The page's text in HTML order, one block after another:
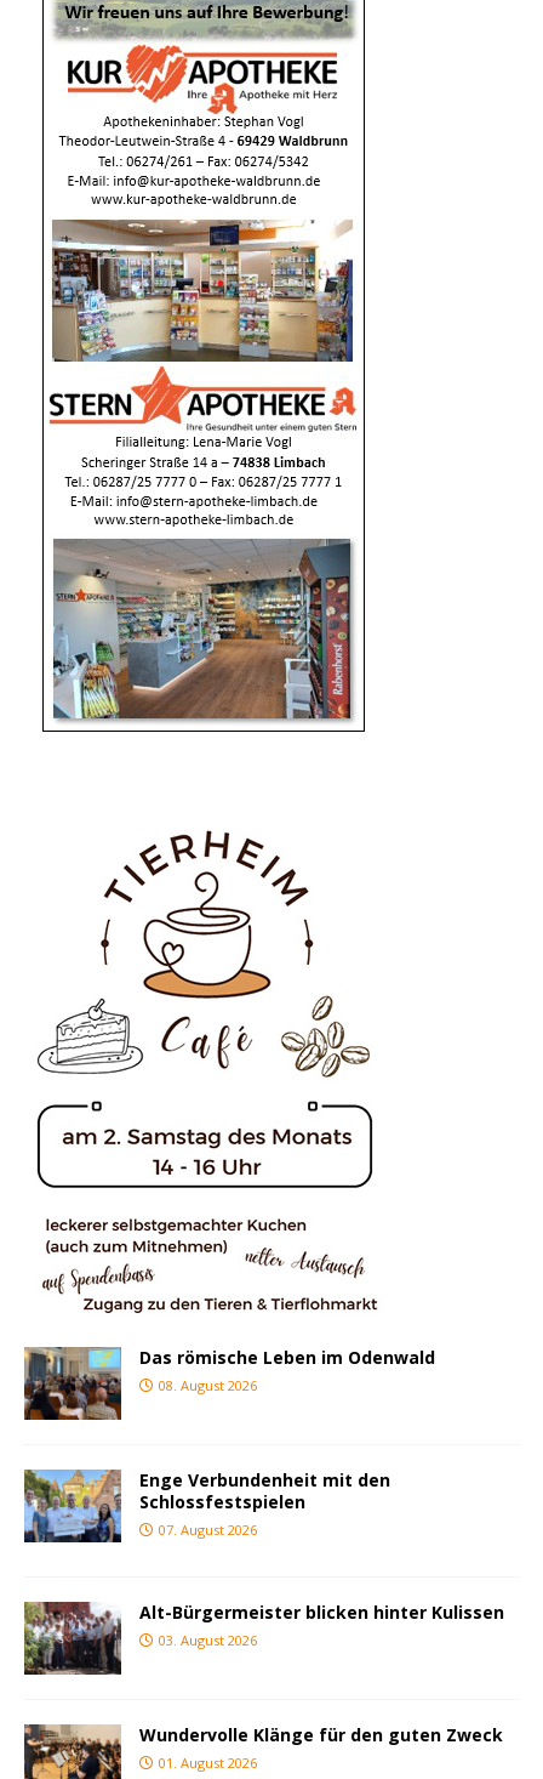
Das römische Leben im Odenwald
08. August 2026
Enge Verbundenheit mit den
Schlossfestspielen
07. August 2026
Alt-Bürgermeister blicken hinter Kulissen
03. August 2026
Wundervolle Klänge für den guten Zweck
01. August 2026